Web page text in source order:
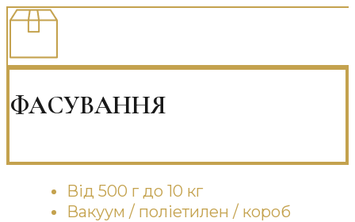
ФАСУВАННЯ
Від 500 г до 10 кг
Вакуум / поліетилен / короб